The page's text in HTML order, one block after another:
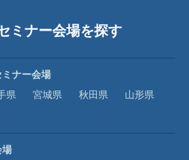
ミナー会場を探す
ナー会場
県 宮城県 秋田県
山形県
場